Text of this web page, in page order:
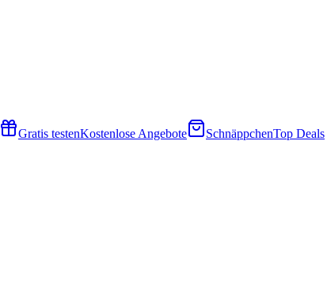
Gratis testenKostenlose Angebote SchnäppchenTop Deals